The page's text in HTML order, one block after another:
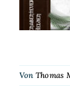
Von Thomas